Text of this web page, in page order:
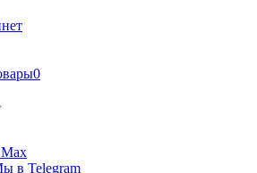
0
в Telegram